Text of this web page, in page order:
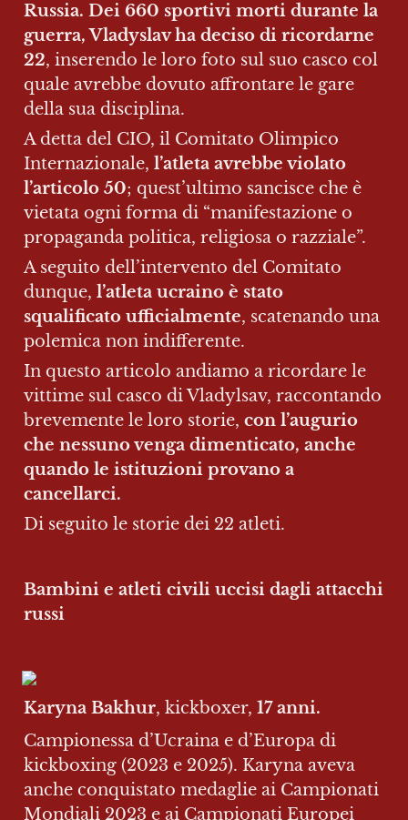
Russia. Dei 660 sportivi morti durante la
guerra, Vladyslav ha deciso di ricordarne
22, inserendo le loro foto sul suo casco col
quale avrebbe dovuto affrontare le gare
della sua disciplina.
A detta del CIO, il Comitato Olimpico
Internazionale, l’atleta avrebbe violato
l’articolo 50; quest’ultimo sancisce che è
vietata ogni forma di “manifestazione o
propaganda politica, religiosa o razziale”.
A seguito dell’intervento del Comitato
dunque, l’atleta ucraino è stato
squalificato ufficialmente, scatenando una
polemica non indifferente.
In questo articolo andiamo a ricordare le
vittime sul casco di Vladylsav, raccontando
brevemente le loro storie, con l’augurio
che nessuno venga dimenticato, anche
quando le istituzioni provano a
cancellarci.
Di seguito le storie dei 22 atleti.
Bambini e atleti civili uccisi dagli attacchi
russi
Karyna Bakhur, kickboxer, 17 anni.
Campionessa d’Ucraina e d’Europa di
kickboxing (2023 e 2025). Karyna aveva
anche conquistato medaglie ai Campionati
Mondiali 2023 e ai Campionati Europei